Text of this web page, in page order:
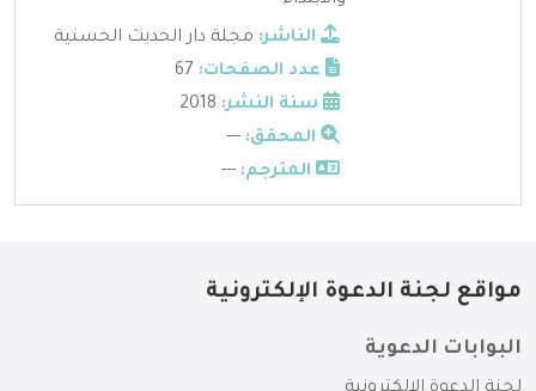
الناشر: مجلة دار الحديث الحسنية
عدد الصفحات:
سنة النشر:
المحقق: ---
المترجم: ---
مواقع لجنة الدعوة الإلكترونية
البوابات الدعوية